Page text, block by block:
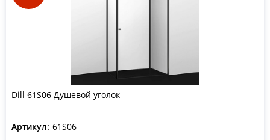
Dill 61S06 Душевой уголок
Артикул: 61S06